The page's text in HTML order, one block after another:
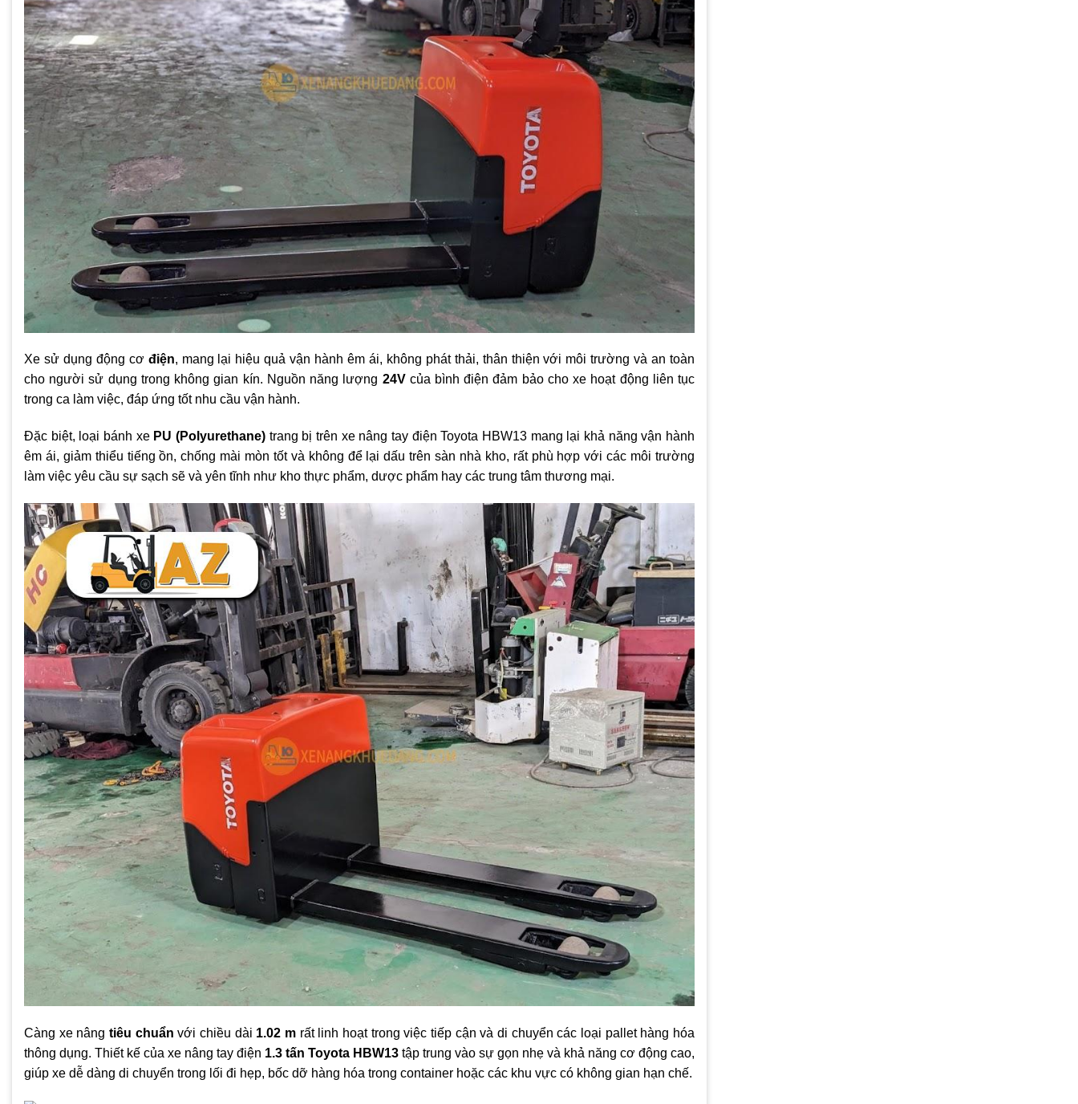
Xe sử dụng động cơ điện, mang lại hiệu quả vận hành êm ái, không phát thải, thân thiện với môi trường và an toàn
cho người sử dụng trong không gian kín. Nguồn năng lượng 24Vcủa bình điện đảm bảo cho xe hoạt động liên tục
trong ca làm việc, đáp ứng tốt nhu cầu vận hành.
Đặc biệt, loại bánh xe PU (Polyurethane) trang bị trên xe nâng tay điện Toyota HBW13 mang lại khả năng vận hành
êm ái, giảm thiểu tiếng ồn, chống mài mòn tốt và không để lại dấu trên sàn nhà kho, rất phù hợp với các môi trường
làm việc yêu cầu sự sạch sẽ và yên tĩnh như kho thực phẩm, dược phẩm hay các trung tâm thương mại.
Càng xe nâng tiêu chuẩn với chiều dài 1.02 m rất linh hoạt trong việc tiếp cận và di chuyển các loại pallet hàng hóa
thông dụng. Thiết kế của xe nâng tay điện 1.3 tấn Toyota HBW13 tập trung vào sự gọn nhẹ và khả năng cơ động cao,
giúp xe dễ dàng di chuyển trong lối đi hẹp, bốc dỡ hàng hóa trong container hoặc các khu vực có không gian hạn chế.